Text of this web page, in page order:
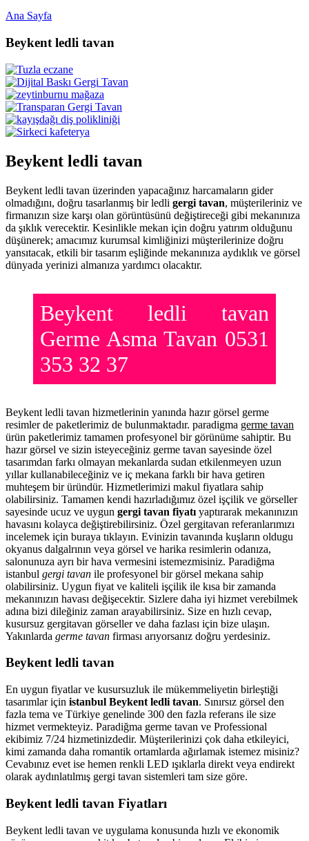
Ana Sayfa
Beykent ledli tavan
Beykent ledli tavan
Beykent ledli tavan üzerinden yapacağınız harcamaların gider
olmadığını, doğru tasarlanmış bir ledli gergi tavan, müşterileriniz ve
firmanızın size karşı olan görüntüsünü değiştireceği gibi mekanınıza
da şıklık verecektir. Kesinlikle mekan için doğru yatırım olduğunu
düşünerek; amacımız kurumsal kimliğinizi müşterilerinize doğru
yansıtacak, etkili bir tasarım eşliğinde mekanınıza aydıklık ve görsel
dünyada yerinizi almanıza yardımcı olacaktır.
Beykent ledli tavan
Germe Asma Tavan 0531
353 32 37
Beykent ledli tavan hizmetlerinin yanında hazır görsel germe
resimler de paketlerimiz de bulunmaktadır. paradigma germe tavan
ürün paketlerimiz tamamen profesyonel bir görünüme sahiptir. Bu
hazır görsel ve sizin isteyeceğiniz germe tavan sayesinde özel
tasarımdan farkı olmayan mekanlarda sudan etkilenmeyen uzun
yıllar kullanabileceğiniz ve iç mekana farklı bir hava getiren
muhteşem bir üründür. Hizmetlerimizi makul fiyatlara sahip
olabilirsiniz. Tamamen kendi hazırladığımız özel işçilik ve görseller
sayesinde ucuz ve uygun gergi tavan fiyatı yaptırarak mekanınızın
havasını kolayca değiştirebilirsiniz. Özel gergitavan referanlarımızı
incelemek için buraya tıklayın. Evinizin tavanında kuşların oldugu
okyanus dalgalrının veya görsel ve harika resimlerin odanıza,
salonunuza ayrı bir hava vermesini istemezmisiniz. Paradiğma
istanbul gergi tavan ile profesyonel bir görsel mekana sahip
olabilirsiniz. Uygun fiyat ve kaliteli işçilik ile kısa bir zamanda
mekanınızın havası değişecektir. Sizlere daha iyi hizmet verebilmek
adına bizi dileğiniz zaman arayabilirsiniz. Size en hızlı cevap,
kusursuz gergitavan görseller ve daha fazlası için bize ulaşın.
Yakınlarda germe tavan firması arıyorsanız doğru yerdesiniz.
Beykent ledli tavan
En uygun fiyatlar ve kusursuzluk ile mükemmeliyetin birleştiği
tasarımlar için istanbul Beykent ledli tavan. Sınırsız görsel den
fazla tema ve Türkiye genelinde 300 den fazla referans ile size
hizmet vermekteyiz. Paradiğma germe tavan ve Professional
ekibimiz 7/24 hizmetinizdedir. Müşterilerinizi çok daha etkileyici,
kimi zamanda daha romantik ortamlarda ağırlamak istemez misiniz?
Cevabınız evet ise hemen renkli LED ışıklarla direkt veya endirekt
olarak aydınlatılmış gergi tavan sistemleri tam size göre.
Beykent ledli tavan Fiyatları
Beykent ledli tavan ve uygulama konusunda hızlı ve ekonomik